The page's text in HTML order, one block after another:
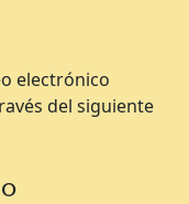
electrónico
del siguiente